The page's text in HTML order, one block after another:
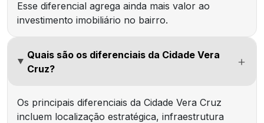
Esse diferencial agrega ainda mais valor ao
investimento imobiliário no bairro.
Quais são os diferenciais da Cidade Vera
Cruz?
Os principais diferenciais da Cidade Vera Cruz
incluem localização estratégica, infraestrutura